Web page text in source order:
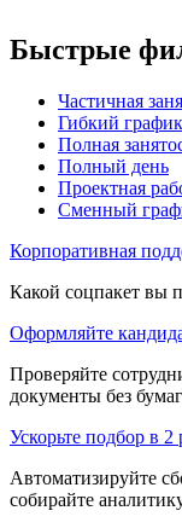
Быстрые
Частичная
Гибкий график
Полная
Полный день
Проектная
Сменный
Корпоративная
Какой соцпакет вы
Оформляйте
Проверяйте
документы без
Ускорьте подбор в 2
Автоматизируйте
собирайте